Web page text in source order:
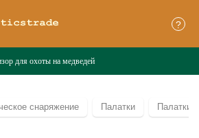
?
снаряжение Палатки Палатки